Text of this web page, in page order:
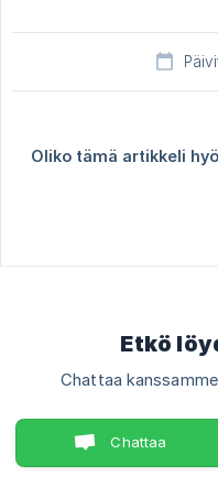
Oliko tämä artikkeli
Etkö
Chattaa
Chattaa